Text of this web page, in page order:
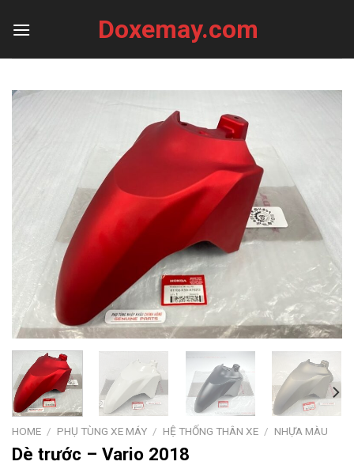
Doxemay.com
HOME / PHỤ TÙNG XE MÁY / HỆ THỐNG THÂN XE / NHỰA MÀU
Dè trước – Vario 2018